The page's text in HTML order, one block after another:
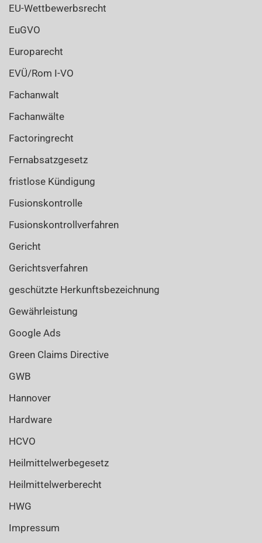
EU-Wettbewerbsrecht
EuGVO
Europarecht
EVÜ/Rom I-VO
Fachanwalt
Fachanwälte
Factoringrecht
Fernabsatzgesetz
fristlose Kündigung
Fusionskontrolle
Fusionskontrollverfahren
Gericht
Gerichtsverfahren
geschützte Herkunftsbezeichnung
Gewährleistung
Google Ads
Green Claims Directive
GWB
Hannover
Hardware
HCVO
Heilmittelwerbegesetz
Heilmittelwerberecht
HWG
Impressum